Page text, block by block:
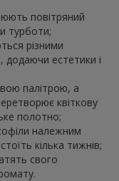
повітряний
турботи;
різними
додаючи естетики і
палітрою, а
квіткову
полотно;
належним
кілька тижнів;
свого